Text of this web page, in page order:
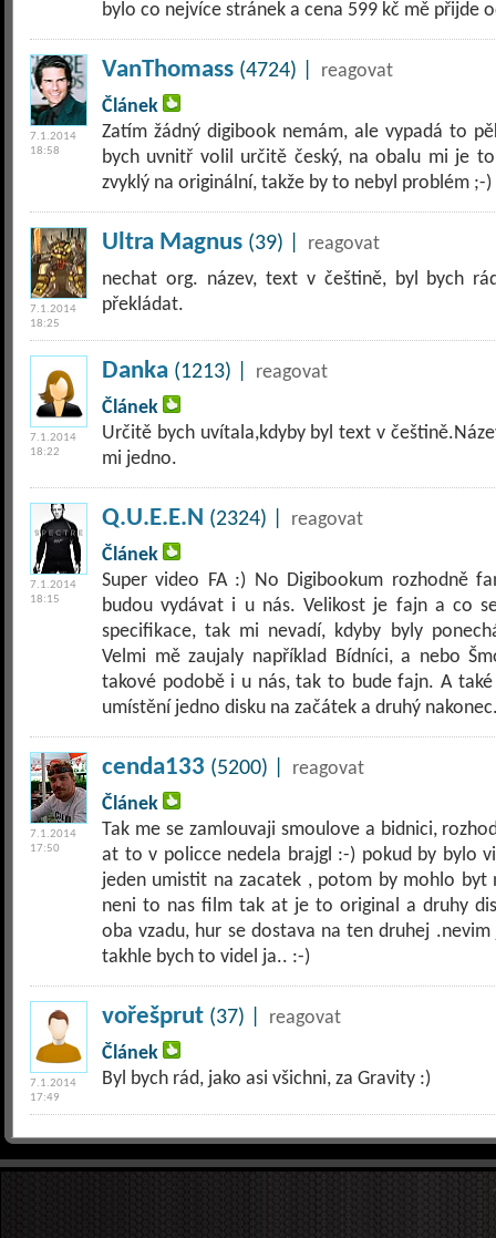
bylo co nejvíce stránek a cena 599 kč mě přijde
7.1.2014
18:58
VanThomass (4724) |
reagovat
Článek
Zatím žádný digibook nemám, ale vypadá to
bych uvnitř volil určitě český, na obalu mi je
zvyklý na originální, takže by to nebyl problém ;-)
7.1.2014
18:25
Ultra Magnus (39) |
reagovat
nechat org. název, text v češtině, byl bych
překládat.
7.1.2014
18:22
Danka (1213) |
reagovat
Článek
Určitě bych uvítala,kdyby byl text v
mi jedno.
7.1.2014
18:15
Q.U.E.E.N (2324) |
reagovat
Článek
Super video FA :) No Digibookum rozhodně
budou vydávat i u nás. Velikost je fajn a co
specifikace, tak mi nevadí, kdyby byly
Velmi mě zaujaly například Bídníci, a nebo
takové podobě i u nás, tak to bude fajn. A
umístění jedno disku na začátek a druhý
7.1.2014
17:50
cenda133 (5200) |
reagovat
Článek
Tak me se zamlouvaji smoulove a bidnici,
at to v policce nedela brajgl :-) pokud by bylo
jeden umistit na zacatek , potom by mohlo byt
neni to nas film tak at je to original a druhy
oba vzadu, hur se dostava na ten druhej
takhle bych to videl ja.. :-)
7.1.2014
17:49
vořešprut (37) |
reagovat
Článek
Byl bych rád, jako asi všichni, za Gravity :)